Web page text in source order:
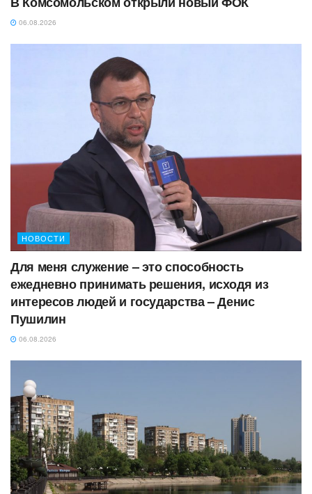
06.08.2026
НОВОСТИ
Для меня служение – это способность
ежедневно принимать решения, исходя из
интересов людей и государства – Денис
Пушилин
06.08.2026